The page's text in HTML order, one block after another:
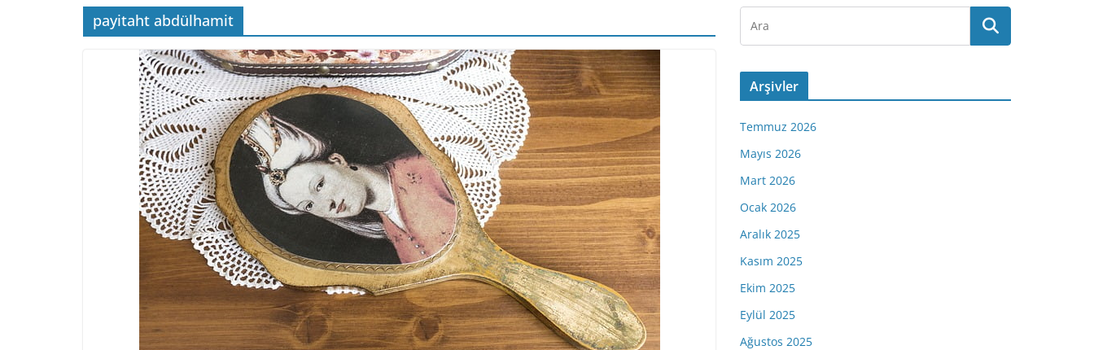
payitaht abdülhamit
Arşivler
Temmuz 2026
Mayıs 2026
Mart 2026
Ocak 2026
Aralık 2025
Kasım 2025
Ekim 2025
Eylül 2025
Ağustos 2025